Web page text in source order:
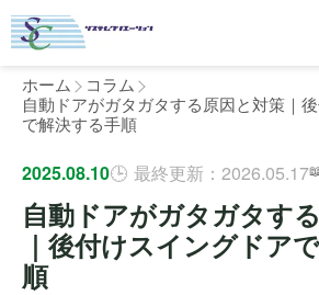
サービス紹介
料金
個人宅
ホーム
コラム
自動ドアがガタガタする原因と対策｜
で解決する手順
2025.08.10 最終更新：2026.05.17
自動ドアがガタガタす
｜後付けスイングドア
順